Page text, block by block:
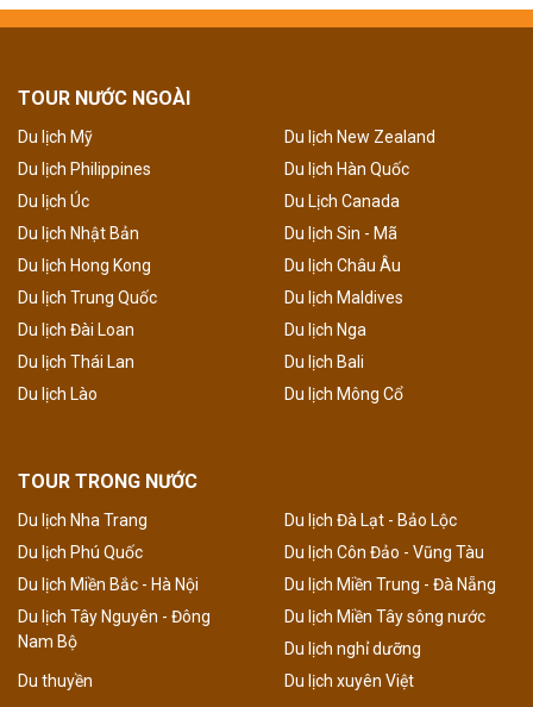
TOUR NƯỚC NGOÀI
Du lịch Mỹ
Du lịch New Zealand
Du lịch Philippines
Du lịch Hàn Quốc
Du lịch Úc
Du Lịch Canada
Du lịch Nhật Bản
Du lịch Sin - Mã
Du lịch Hong Kong
Du lịch Châu Âu
Du lịch Trung Quốc
Du lịch Maldives
Du lịch Đài Loan
Du lịch Nga
Du lịch Thái Lan
Du lịch Bali
Du lịch Lào
Du lịch Mông Cổ
TOUR TRONG NƯỚC
Du lịch Nha Trang
Du lịch Đà Lạt - Bảo Lộc
Du lịch Phú Quốc
Du lịch Côn Đảo - Vũng Tàu
Du lịch Miền Bắc - Hà Nội
Du lịch Miền Trung - Đà Nẵng
Du lịch Tây Nguyên - Đông
Nam Bộ
Du lịch Miền Tây sông nước
Du lịch nghỉ dưỡng
Du thuyền
Du lịch xuyên Việt